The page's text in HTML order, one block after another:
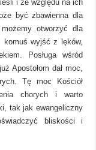
i ze względu na ich
być zbawienna dla
otworzyć dla
komuś wyjść z lęków,
Posługa wśród
Apostołom dał moc,
Tę moc Kościół
chorych i warto
tak jak ewangeliczny
bliskości i